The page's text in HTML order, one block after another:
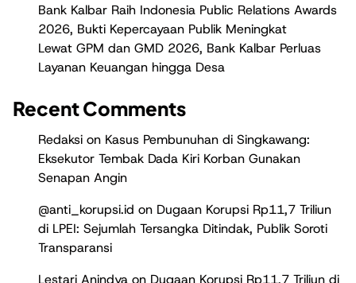
Bank Kalbar Raih Indonesia Public Relations Awards
2026, Bukti Kepercayaan Publik Meningkat
Lewat GPM dan GMD 2026, Bank Kalbar Perluas
Layanan Keuangan hingga Desa
Recent Comments
Redaksi on Kasus Pembunuhan di Singkawang:
Eksekutor Tembak Dada Kiri Korban Gunakan
Senapan Angin
@anti_korupsi.id on Dugaan Korupsi Rp11,7 Triliun
di LPEI: Sejumlah Tersangka Ditindak, Publik Soroti
Transparansi
Lestari Anindya on Dugaan Korupsi Rp11,7 Triliun di